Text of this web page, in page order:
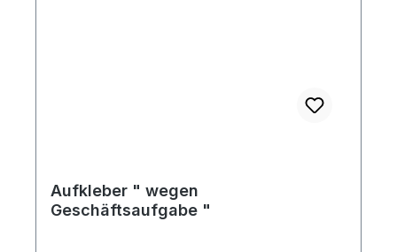
Aufkleber " wegen
Geschäftsaufgabe "